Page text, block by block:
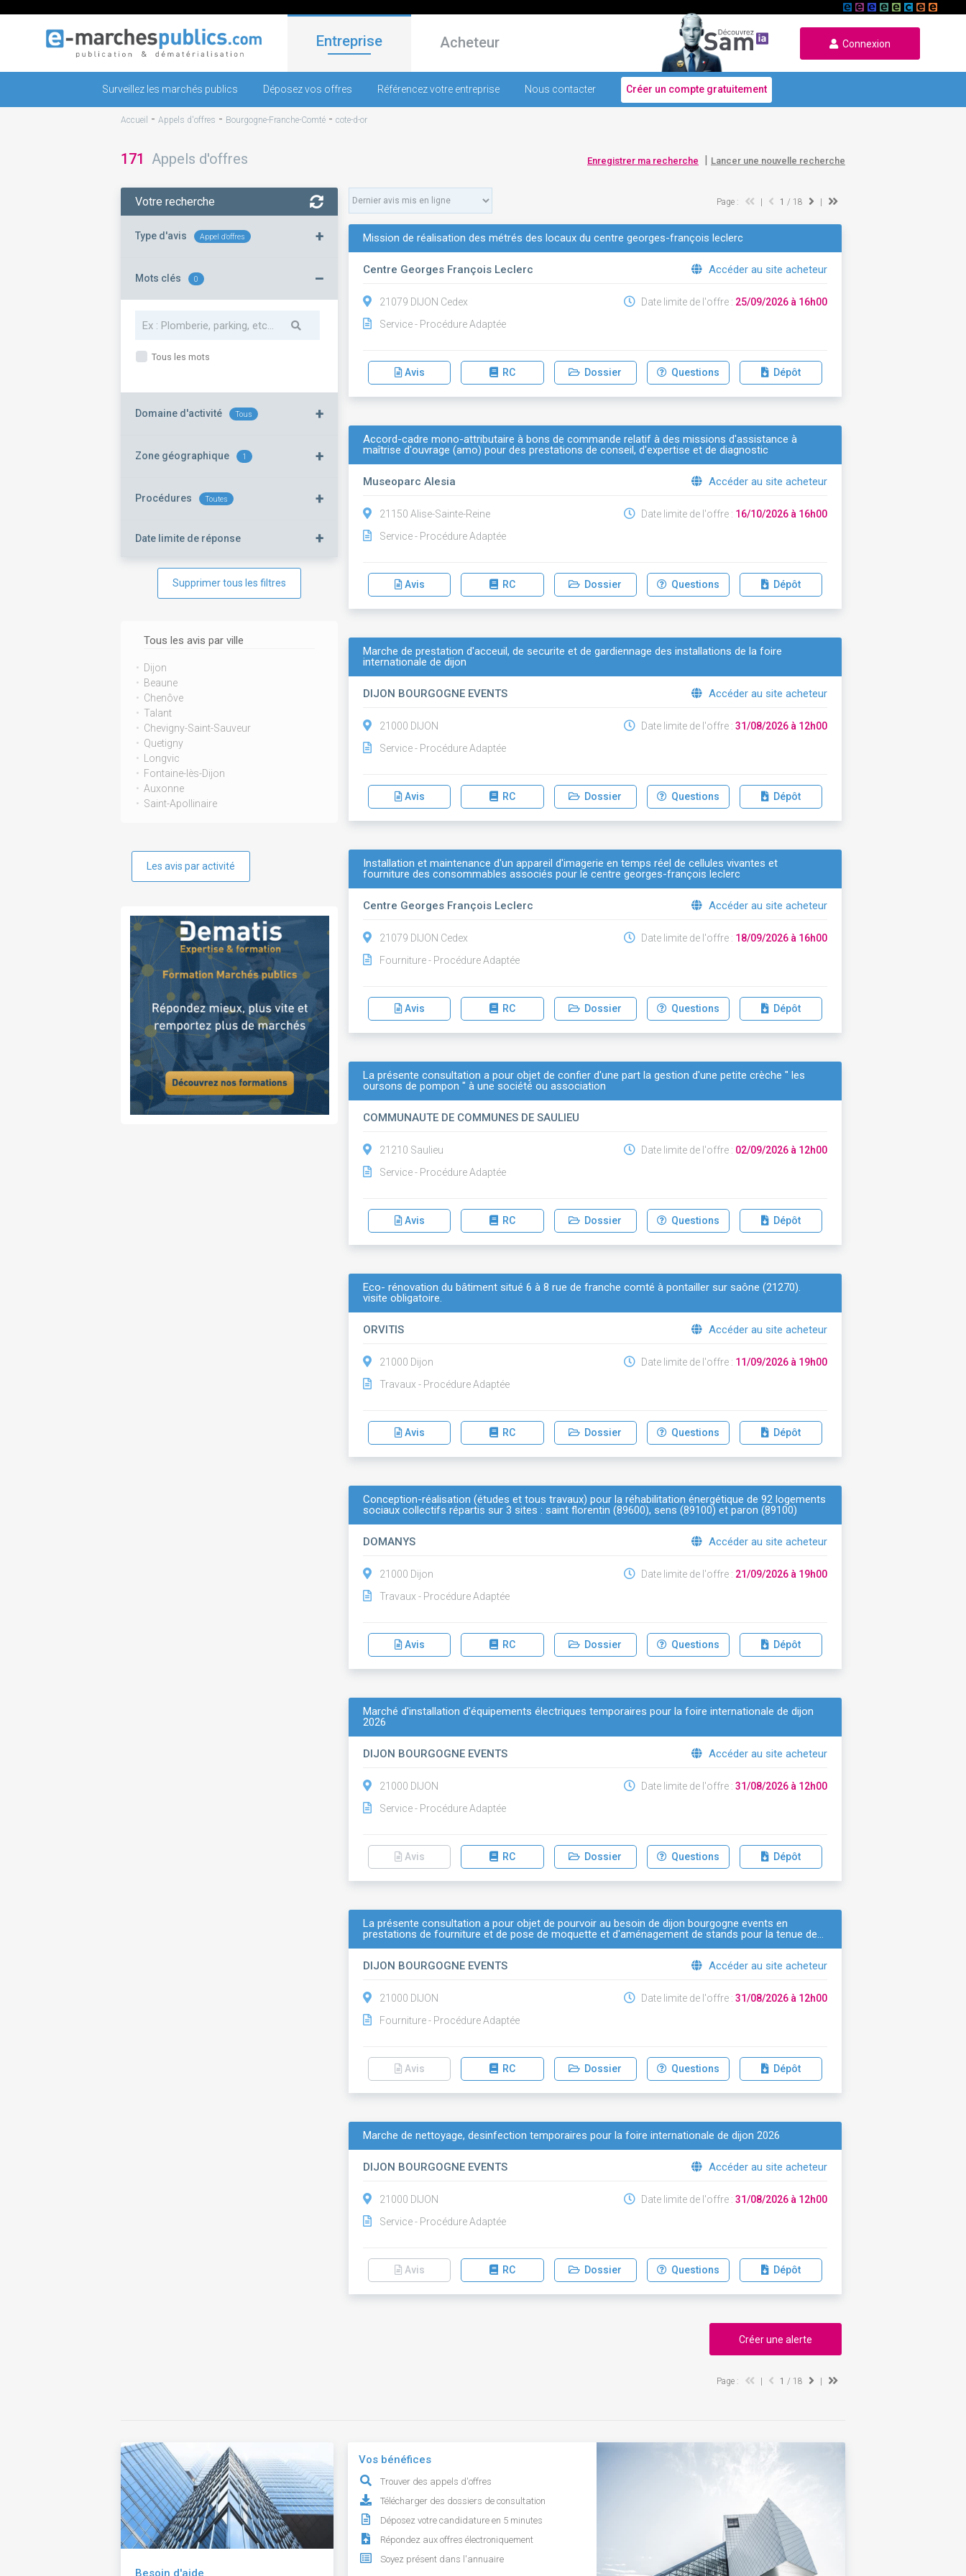
Entreprise Acheteur Connexion
Surveillez les marchés publics Déposez vos offres Référencez votre entreprise Nous contacter Créer un compte gratuitement
Accueil - Appels d'offres - Bourgogne-Franche-Comté - cote-d-or
171 Appels d'offres Enregistrer ma recherche | Lancer une nouvelle recherche
Votre recherche
Type d'avis Appel d'offres +
Mots clés 0 –
Tous les mots
Domaine d'activité Tous +
Zone géographique 1 +
Procédures Toutes +
Date limite de réponse +
Supprimer tous les filtres
Tous les avis par ville
Dijon
Beaune
Chenôve
Talant
Chevigny-Saint-Sauveur
Quetigny
Longvic
Fontaine-lès-Dijon
Auxonne
Saint-Apollinaire
Les avis par activité
Page : 1 / 18
Mission de réalisation des métrés des locaux du centre georges-françois leclerc
Centre Georges François Leclerc Accéder au site acheteur
21079 DIJON Cedex
Service - Procédure Adaptée
Date limite de l'offre : 25/09/2026 à 16h00
Avis RC Dossier Questions Dépôt
Accord-cadre mono-attributaire à bons de commande relatif à des missions d'assistance à
maîtrise d'ouvrage (amo) pour des prestations de conseil, d'expertise et de diagnostic
Museoparc Alesia Accéder au site acheteur
21150 Alise-Sainte-Reine
Service - Procédure Adaptée
Date limite de l'offre : 16/10/2026 à 16h00
Avis RC Dossier Questions Dépôt
Marche de prestation d'acceuil, de securite et de gardiennage des installations de la foire
internationale de dijon
DIJON BOURGOGNE EVENTS Accéder au site acheteur
21000 DIJON
Service - Procédure Adaptée
Date limite de l'offre : 31/08/2026 à 12h00
Avis RC Dossier Questions Dépôt
Installation et maintenance d'un appareil d'imagerie en temps réel de cellules vivantes et
fourniture des consommables associés pour le centre georges-françois leclerc
Centre Georges François Leclerc Accéder au site acheteur
21079 DIJON Cedex
Fourniture - Procédure Adaptée
Date limite de l'offre : 18/09/2026 à 16h00
Avis RC Dossier Questions Dépôt
La présente consultation a pour objet de confier d'une part la gestion d'une petite crèche " les
oursons de pompon " à une société ou association
COMMUNAUTE DE COMMUNES DE SAULIEU
21210 Saulieu
Service - Procédure Adaptée
Date limite de l'offre : 02/09/2026 à 12h00
Avis RC Dossier Questions Dépôt
Eco- rénovation du bâtiment situé 6 à 8 rue de franche comté à pontailler sur saône (21270).
visite obligatoire.
ORVITIS Accéder au site acheteur
21000 Dijon
Travaux - Procédure Adaptée
Date limite de l'offre : 11/09/2026 à 19h00
Avis RC Dossier Questions Dépôt
Conception-réalisation (études et tous travaux) pour la réhabilitation énergétique de 92 logements
sociaux collectifs répartis sur 3 sites : saint florentin (89600), sens (89100) et paron (89100)
DOMANYS Accéder au site acheteur
21000 Dijon
Travaux - Procédure Adaptée
Date limite de l'offre : 21/09/2026 à 19h00
Avis RC Dossier Questions Dépôt
Marché d'installation d'équipements électriques temporaires pour la foire internationale de dijon
2026
DIJON BOURGOGNE EVENTS Accéder au site acheteur
21000 DIJON
Service - Procédure Adaptée
Date limite de l'offre : 31/08/2026 à 12h00
Avis RC Dossier Questions Dépôt
La présente consultation a pour objet de pourvoir au besoin de dijon bourgogne events en
prestations de fourniture et de pose de moquette et d'aménagement de stands pour la tenue de…
DIJON BOURGOGNE EVENTS Accéder au site acheteur
21000 DIJON
Fourniture - Procédure Adaptée
Date limite de l'offre : 31/08/2026 à 12h00
Avis RC Dossier Questions Dépôt
Marche de nettoyage, desinfection temporaires pour la foire internationale de dijon 2026
DIJON BOURGOGNE EVENTS Accéder au site acheteur
21000 DIJON
Service - Procédure Adaptée
Date limite de l'offre : 31/08/2026 à 12h00
Avis RC Dossier Questions Dépôt
Créer une alerte
Page : 1 / 18
Besoin d'aide
Vos bénéfices
Trouver des appels d'offres
Télécharger des dossiers de consultation
Déposez votre candidature en 5 minutes
Répondez aux offres électroniquement
Soyez présent dans l'annuaire